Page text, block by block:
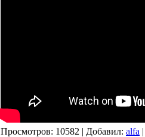
Просмотров: 10582 | Добавил: alfa